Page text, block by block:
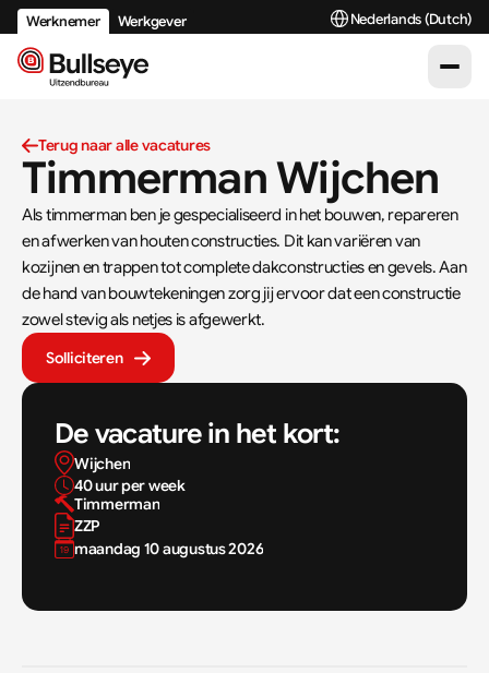
Terug naar alle vacatures
Timmerman Wijchen
Als timmerman ben je gespecialiseerd in het bouwen, repareren
en afwerken van houten constructies. Dit kan variëren van
kozijnen en trappen tot complete dakconstructies en gevels. Aan
de hand van bouwtekeningen zorg jij ervoor dat een constructie
zowel stevig als netjes is afgewerkt.
Solliciteren
De vacature in het kort:
Wijchen
40 uur per week
Timmerman
ZZP
maandag 10 augustus 2026
Werknemer Werkgever Select Language
Nederlands (Dutch)